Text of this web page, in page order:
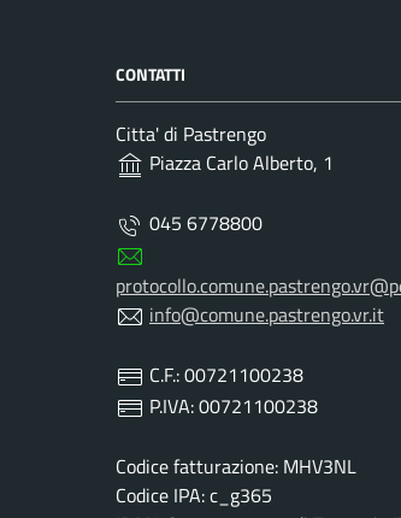
CONTATTI
Citta' di Pastrengo
Piazza Carlo Alberto, 1
045 6778800
info@comune.pastrengo.vr.it
C.F.: 00721100238
P.IVA: 00721100238
Codice fatturazione: MHV3NL
Codice IPA: c_g365